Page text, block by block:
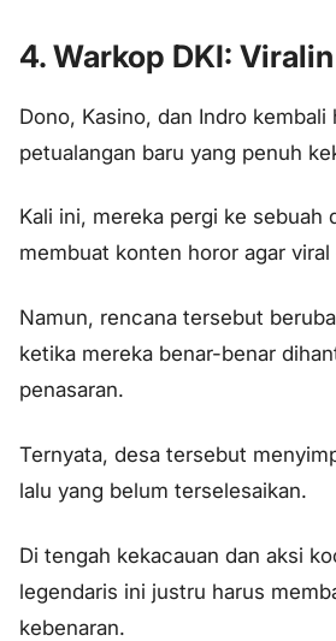
4. Warkop DKI:
Dono, Kasino, dan Indro kembali
petualangan baru yang penuh
Kali ini, mereka pergi ke sebuah
membuat konten horor agar
Namun, rencana tersebut
ketika mereka benar-benar
penasaran.
Ternyata, desa tersebut
lalu yang belum terselesaikan.
Di tengah kekacauan dan aksi
legendaris ini justru harus
kebenaran.